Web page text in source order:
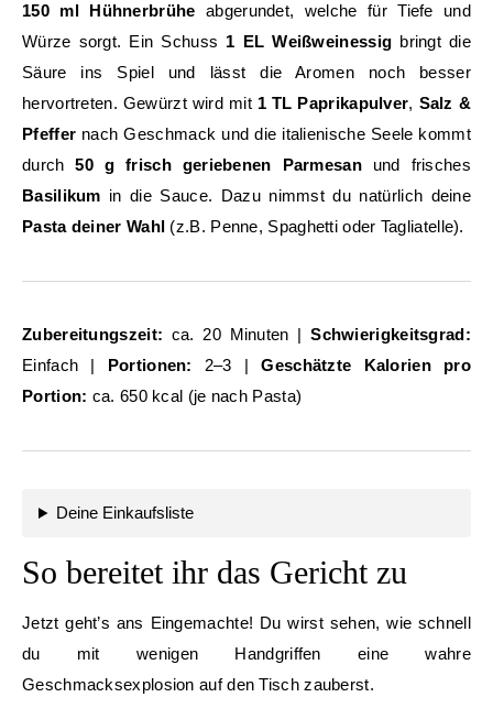
150 ml Hühnerbrühe abgerundet, welche für Tiefe und
Würze sorgt. Ein Schuss 1 EL Weißweinessig bringt die
Säure ins Spiel und lässt die Aromen noch besser
hervortreten. Gewürzt wird mit 1 TL Paprikapulver, Salz &
Pfeffer nach Geschmack und die italienische Seele kommt
durch50 g frisch geriebenen Parmesanund frisches
Basilikum in die Sauce. Dazu nimmst du natürlich deine
Pasta deiner Wahl (z.B. Penne, Spaghetti oder Tagliatelle).
Zubereitungszeit: ca. 20 Minuten |Schwierigkeitsgrad:
Einfach | Portionen: 2–3 |Geschätzte Kalorien pro
Portion: ca. 650 kcal (je nach Pasta)
Deine Einkaufsliste
So bereitet ihr das Gericht zu
Jetzt geht’s ans Eingemachte! Du wirst sehen, wie schnell
du mit wenigen Handgriffen eine wahre
Geschmacksexplosion auf den Tisch zauberst.